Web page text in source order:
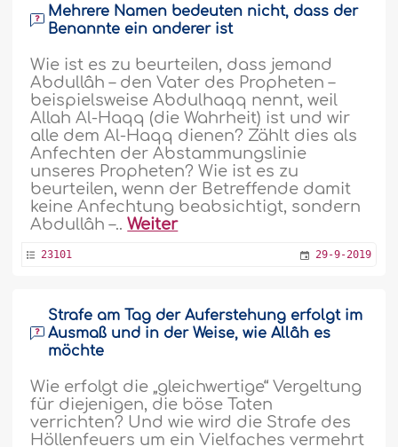
Mehrere Namen bedeuten nicht, dass der
Benannte ein anderer ist
Wie ist es zu beurteilen, dass jemand
Abdullâh – den Vater des Propheten –
beispielsweise Abdulhaqq nennt, weil
Allah Al-Haqq (die Wahrheit) ist und wir
alle dem Al-Haqq dienen? Zählt dies als
Anfechten der Abstammungslinie
unseres Propheten? Wie ist es zu
beurteilen, wenn der Betreffende damit
keine Anfechtung beabsichtigt, sondern
Abdullâh –..Weiter
23101 29-9-2019
Strafe am Tag der Auferstehung erfolgt im
Ausmaß und in der Weise, wie Allâh es
möchte
Wie erfolgt die „gleichwertige“ Vergeltung
für diejenigen, die böse Taten
verrichten? Und wie wird die Strafe des
Höllenfeuers um ein Vielfaches vermehrt